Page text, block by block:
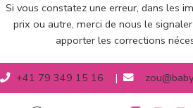
Si vous constatez une erreur, dans les
prix ou autre, merci de nous le
apporter les corrections
+41 79 349 15 16 |